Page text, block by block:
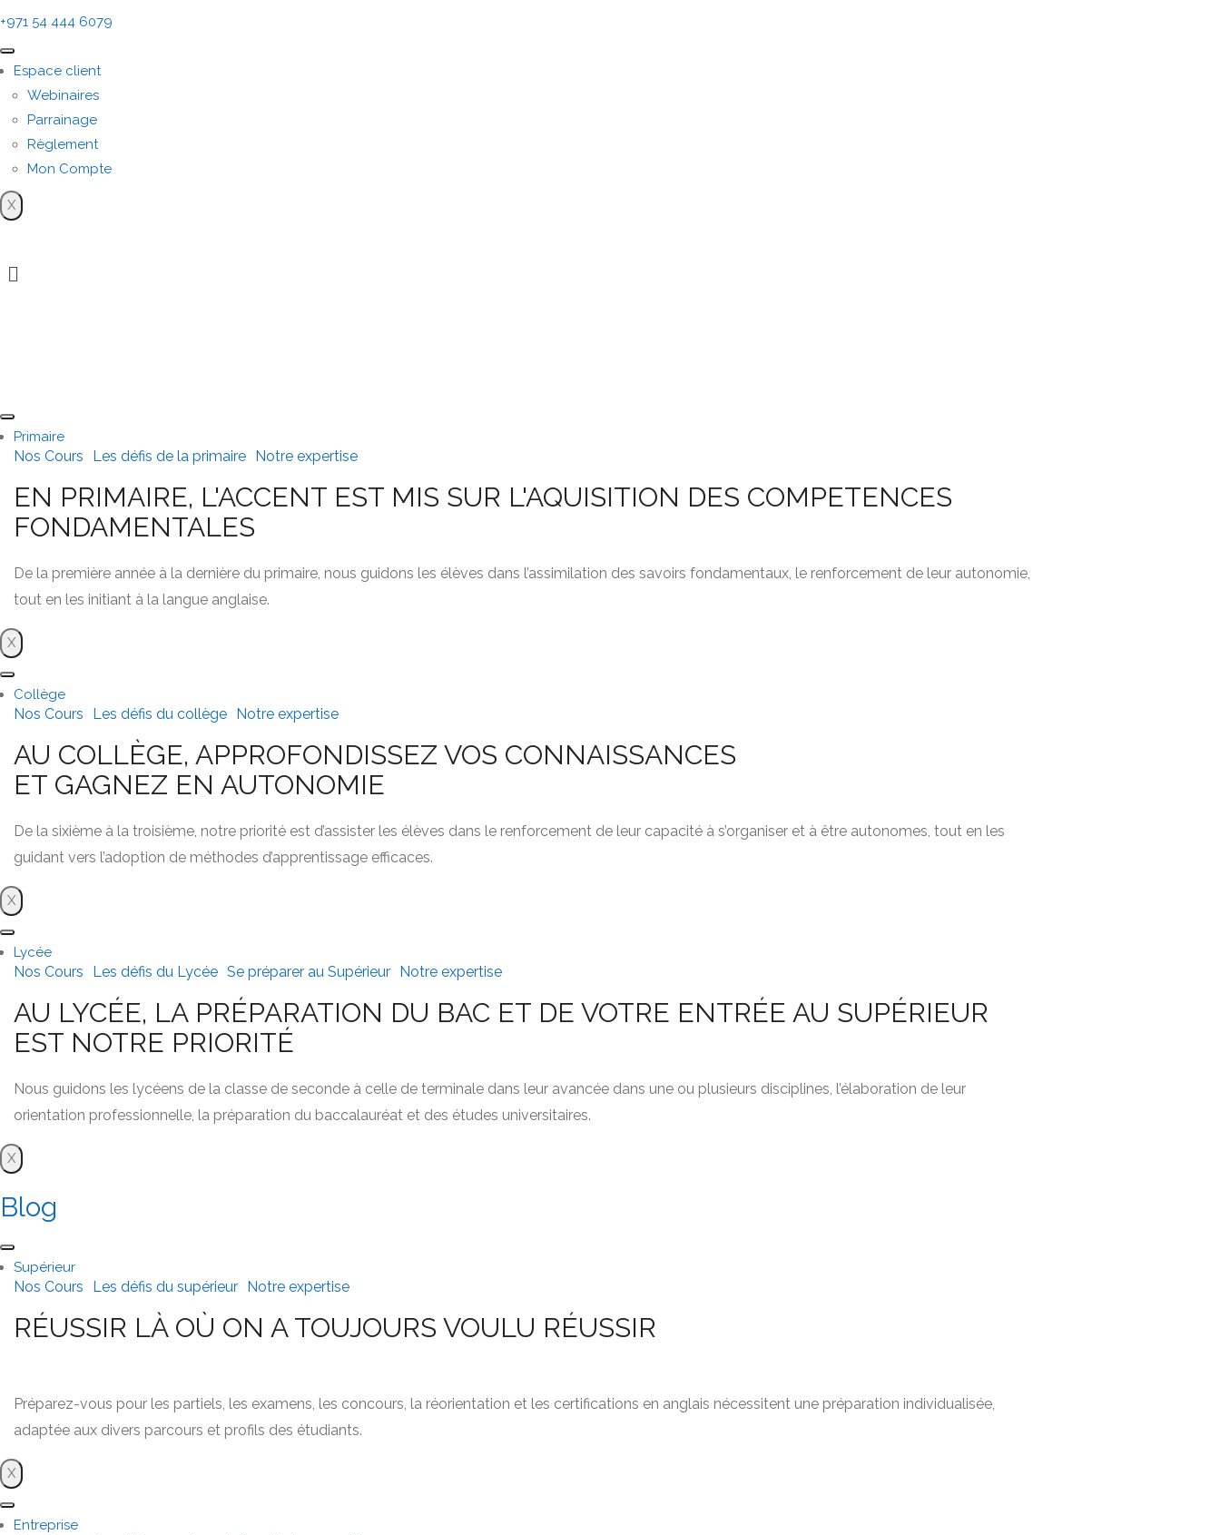
+971 54 444 6079
Espace client
Webinaires
Parrainage
Règlement
Mon Compte
X
Primaire
Nos Cours Les défis de la primaire Notre expertise
EN PRIMAIRE, L'ACCENT EST MIS SUR L'AQUISITION DES COMPETENCES
FONDAMENTALES
De la première année à la dernière du primaire, nous guidons les élèves dans l’assimilation des savoirs fondamentaux, le renforcement de leur autonomie,
tout en les initiant à la langue anglaise.
X
Collège
Nos Cours Les défis du collège Notre expertise
AU COLLÈGE, APPROFONDISSEZ VOS CONNAISSANCES
ET GAGNEZ EN AUTONOMIE
De la sixième à la troisième, notre priorité est d’assister les élèves dans le renforcement de leur capacité à s’organiser et à être autonomes, tout en les
guidant vers l’adoption de méthodes d’apprentissage efficaces.
X
Lycée
Nos Cours Les défis du Lycée Se préparer au Supérieur Notre expertise
AU LYCÉE, LA PRÉPARATION DU BAC ET DE VOTRE ENTRÉE AU SUPÉRIEUR
EST NOTRE PRIORITÉ
Nous guidons les lycéens de la classe de seconde à celle de terminale dans leur avancée dans une ou plusieurs disciplines, l’élaboration de leur
orientation professionnelle, la préparation du baccalauréat et des études universitaires.
X
Blog
Supérieur
Nos Cours Les défis du supérieur Notre expertise
RÉUSSIR LÀ OÙ ON A TOUJOURS VOULU RÉUSSIR
Préparez-vous pour les partiels, les examens, les concours, la réorientation et les certifications en anglais nécessitent une préparation individualisée,
adaptée aux divers parcours et profils des étudiants.
X
Entreprise